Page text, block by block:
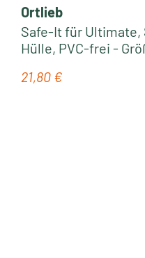
Ortlieb
Safe-It für
Hülle, PVC-frei -
Regulärer Preis:
21,80 €